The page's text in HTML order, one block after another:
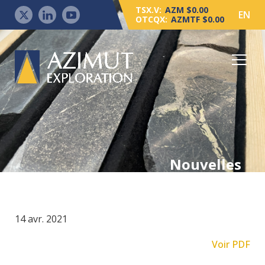
TSX.V: AZM $0.00
OTCQX: AZMTF $0.00 EN
Nouvelles
14 avr. 2021
Voir PDF